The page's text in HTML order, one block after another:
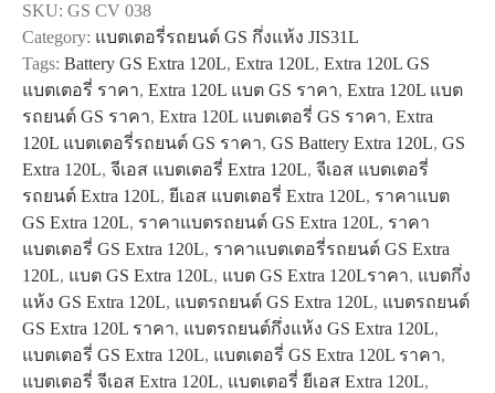
120L
quantity
SKU: GS CV 038
Category: แบตเตอรี่รถยนต์ GS กึ่งแห้ง JIS31L
Tags: Battery GS Extra 120L, Extra 120L, Extra 120L GS
แบตเตอรี่ ราคา, Extra 120L แบต GS ราคา, Extra 120L แบต
รถยนต์ GS ราคา, Extra 120L แบตเตอรี่ GS ราคา, Extra
120L แบตเตอรี่รถยนต์ GS ราคา, GS Battery Extra 120L, GS
Extra 120L, จีเอส แบตเตอรี่ Extra 120L, จีเอส แบตเตอรี่
รถยนต์ Extra 120L, ยีเอส แบตเตอรี่ Extra 120L, ราคาแบต
GS Extra 120L, ราคาแบตรถยนต์ GS Extra 120L, ราคา
แบตเตอรี่ GS Extra 120L, ราคาแบตเตอรี่รถยนต์ GS Extra
120L, แบต GS Extra 120L, แบต GS Extra 120Lราคา, แบตกึ่ง
แห้ง GS Extra 120L, แบตรถยนต์ GS Extra 120L, แบตรถยนต์
GS Extra 120L ราคา, แบตรถยนต์กึ่งแห้ง GS Extra 120L,
แบตเตอรี่ GS Extra 120L, แบตเตอรี่ GS Extra 120L ราคา,
แบตเตอรี่ จีเอส Extra 120L, แบตเตอรี่ ยีเอส Extra 120L,